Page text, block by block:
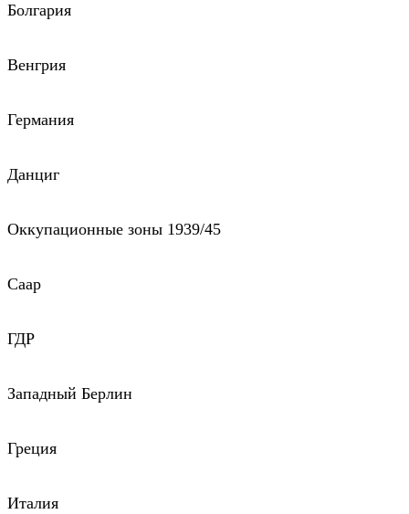
Болгария
Венгрия
Германия
Данциг
Оккупационные зоны 1939/45
Саар
ГДР
Западный Берлин
Греция
Италия